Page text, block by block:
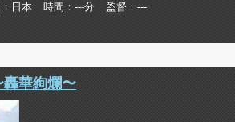
日本 時間 ---分 監督
---
華絢爛〜